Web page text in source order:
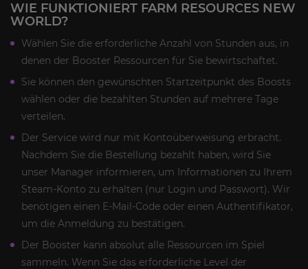
WIE FUNKTIONIERT FARM RESOURCES NEW
WORLD?
Wählen Sie die erforderliche Anzahl von Stunden aus, in
denen der Booster Ressourcen für Sie bewirtschaftet.
Sie können den gewünschten Startzeitpunkt des Boosts
wählen oder die bezahlten Stunden auf mehrere Tage
verteilen.
Der Service wird nur mit Kontoüberweisung erbracht.
Nachdem Sie die Bestellung bezahlt haben, wird Sie
unser Manager informieren, um Informationen zu Ihrem
Steam-Konto zu erhalten (nur Login und Passwort). Wir
benötigen einen E-Mail-Code oder einen Authentifikator,
um die Anmeldung zu bestätigen.
Der Booster kann absolut alle Ressourcen im Spiel
sammeln. Wenn Sie das erforderliche Level der